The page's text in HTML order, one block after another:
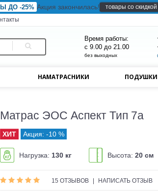
ДО -25% Акция закончилась!
товары со скидкой
Время работы:
с 9.00 до 21.00
без выходных
НАМАТРАСНИКИ ПОДУШКИ
Матрас ЭОС Аспект Тип 7а
Акция: -10 %
Нагрузка: 130 кг Высота:20 см
15 ОТЗЫВОВ НАПИСАТЬ ОТЗЫВ